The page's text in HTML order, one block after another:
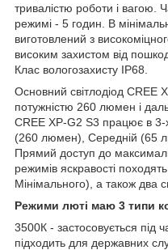
тривалістю роботи і вагою.
режимі - 5 годин. В
виготовлений з
високим захистом від
Клас вологозахисту IP68.
Основний світлодіод CREE
потужністю 260 люмен і
CREE XP-G2 S3 працює в 3-
(260 люмен), Середній (65
Прямий доступ до
режимів яскравості
Мінімального), а також два
Режими люті маю 3 типи
3500К - застосовується під
підходить для державних